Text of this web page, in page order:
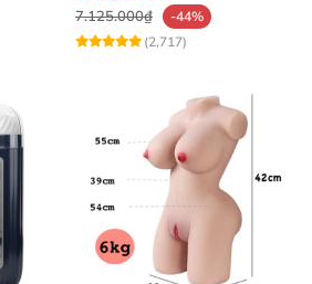
7.125.000₫
-44%
(2,717)